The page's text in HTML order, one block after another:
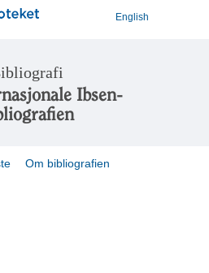
English
Ibsen-
Om bibliografien